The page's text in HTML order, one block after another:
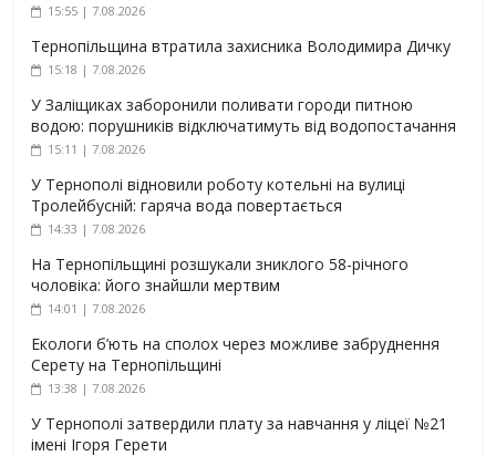
15:55 | 7.08.2026
Тернопільщина втратила захисника Володимира Дичку
15:18 | 7.08.2026
У Заліщиках заборонили поливати городи питною
водою: порушників відключатимуть від водопостачання
15:11 | 7.08.2026
У Тернополі відновили роботу котельні на вулиці
Тролейбусній: гаряча вода повертається
14:33 | 7.08.2026
На Тернопільщині розшукали зниклого 58-річного
чоловіка: його знайшли мертвим
14:01 | 7.08.2026
Екологи б’ють на сполох через можливе забруднення
Серету на Тернопільщині
13:38 | 7.08.2026
У Тернополі затвердили плату за навчання у ліцеї №21
імені Ігоря Герети